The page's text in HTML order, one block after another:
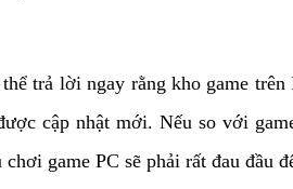
trả lời ngay rằng kho game
cập nhật mới. Nếu so với
game PC sẽ phải rất đau đầu